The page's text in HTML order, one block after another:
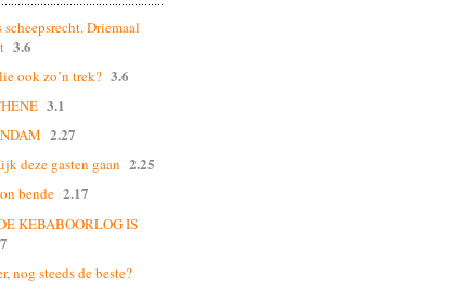
Driemaal
3.6
ook zo’n trek? 3.6
3.1
2.27
deze gasten gaan 2.25
bende 2.17
KEBABOORLOG IS
nog steeds de beste?